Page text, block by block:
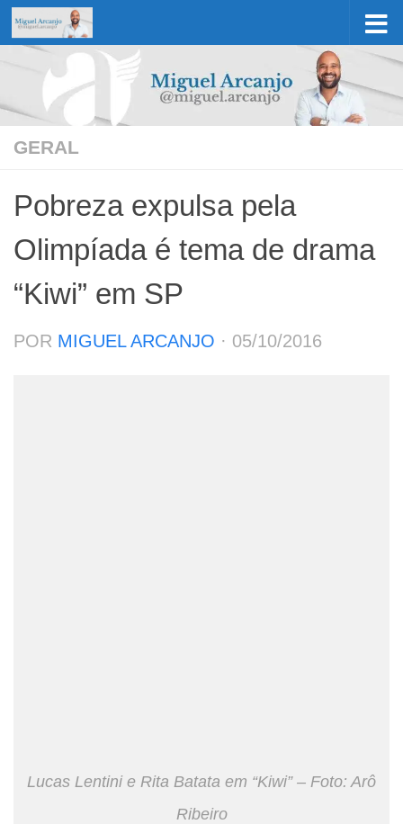
Skip to content
GERAL
Pobreza expulsa pela
Olimpíada é tema de drama
“Kiwi” em SP
POR MIGUEL ARCANJO · 05/10/2016
Lucas Lentini e Rita Batata em “Kiwi” – Foto: Arô
Ribeiro